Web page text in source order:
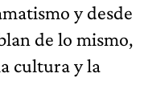
y desde
de lo mismo,
cultura y la